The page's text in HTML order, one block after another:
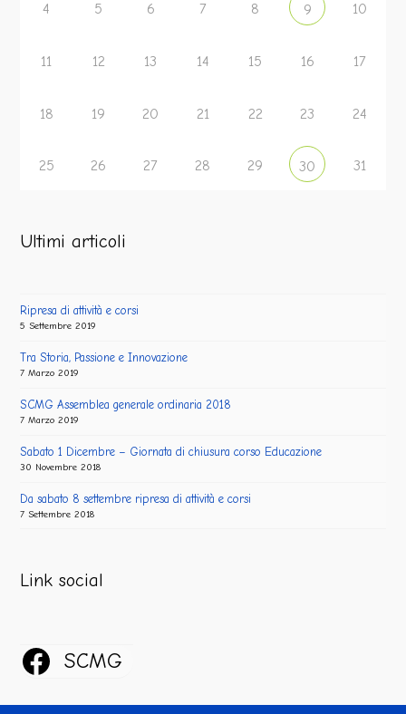
4 5 6 7 8 9 10
11 12 13 14 15 16 17
18 19 20 21 22 23 24
25 26 27 28 29 30 31
Ultimi articoli
Ripresa di attività e corsi
5 Settembre 2019
Tra Storia, Passione e Innovazione
7 Marzo 2019
SCMG Assemblea generale ordinaria 2018
7 Marzo 2019
Sabato 1 Dicembre – Giornata di chiusura corso Educazione
30 Novembre 2018
Da sabato 8 settembre ripresa di attività e corsi
7 Settembre 2018
Link social
SCMG